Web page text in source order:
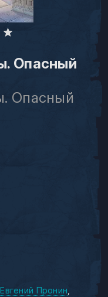
Опасный
Опасный
Евгений Пронин